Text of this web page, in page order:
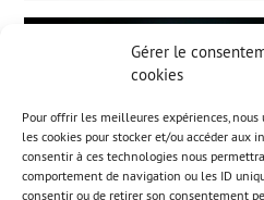
Gérer le
cookies
Pour offrir les meilleures expériences,
les cookies pour stocker et/ou accéder aux
consentir à ces technologies nous
comportement de navigation ou les ID
consentir ou de retirer son consentement